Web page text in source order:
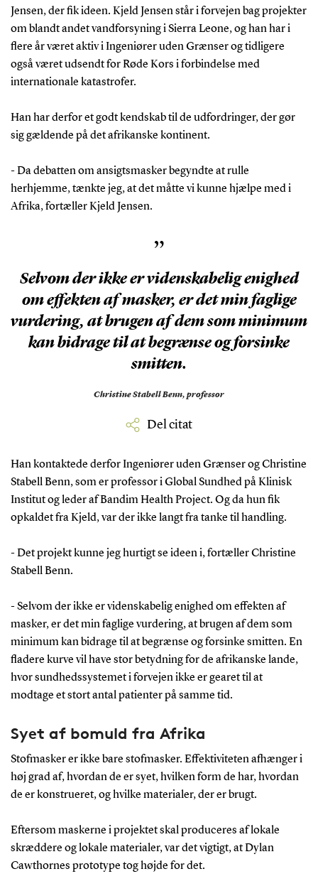
Jensen, der fik ideen. Kjeld Jensen står i forvejen bag projekter
om blandt andet vandforsyning i Sierra Leone, og han har i
flere år været aktiv i Ingeniører uden Grænser og tidligere
også været udsendt for Røde Kors i forbindelse med
internationale katastrofer.
Han har derfor et godt kendskab til de udfordringer, der gør
sig gældende på det afrikanske kontinent.
- Da debatten om ansigtsmasker begyndte at rulle
herhjemme, tænkte jeg, at det måtte vi kunne hjælpe med i
Afrika, fortæller Kjeld Jensen.
”
Selvom der ikke er videnskabelig enighed
om effekten af masker, er det min faglige
vurdering, at brugen af dem som minimum
kan bidrage til at begrænse og forsinke
smitten.
Christine Stabell Benn, professor
Del citat
Han kontaktede derfor Ingeniører uden Grænser og Christine
Stabell Benn, som er professor i Global Sundhed på Klinisk
Institut og leder af Bandim Health Project. Og da hun fik
opkaldet fra Kjeld, var der ikke langt fra tanke til handling.
- Det projekt kunne jeg hurtigt se ideen i, fortæller Christine
Stabell Benn.
- Selvom der ikke er videnskabelig enighed om effekten af
masker, er det min faglige vurdering, at brugen af dem som
minimum kan bidrage til at begrænse og forsinke smitten. En
fladere kurve vil have stor betydning for de afrikanske lande,
hvor sundhedssystemet i forvejen ikke er gearet til at
modtage et stort antal patienter på samme tid.
Syet af bomuld fra Afrika
Stofmasker er ikke bare stofmasker. Effektiviteten afhænger i
høj grad af, hvordan de er syet, hvilken form de har, hvordan
de er konstrueret, og hvilke materialer, der er brugt.
Eftersom maskerne i projektet skal produceres af lokale
skræddere og lokale materialer, var det vigtigt, at Dylan
Cawthornes prototype tog højde for det.